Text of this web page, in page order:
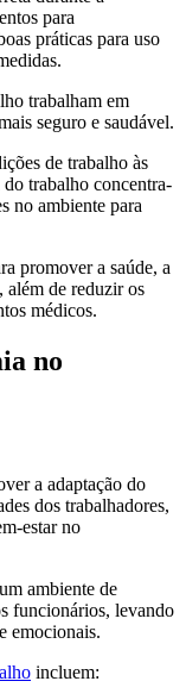
para
práticas para uso
trabalham em
seguro e saudável.
de trabalho às
do trabalho concentra-
no ambiente para
promover a saúde, a
além de reduzir os
médicos.
no
a adaptação do
dos trabalhadores,
estar no
ambiente de
funcionários, levando
emocionais.
incluem: